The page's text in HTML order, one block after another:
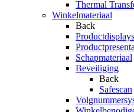
Thermal
Winkelmateriaal
Back
Productdisplays
Schapmateriaal
Beveiliging
Back
Safescan